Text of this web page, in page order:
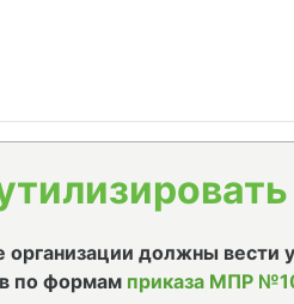
организации должны вести
по формам приказа МПР